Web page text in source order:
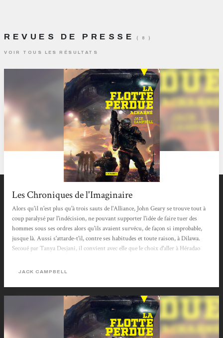
REVUES DE PRESSE ( 8 )
VOIR TOUS LES RÉSULTATS
Les Chroniques de l'Imaginaire
Alors qu'il n'est plus qu'à trois sauts de l'Alliance, John Geary se trouve tout à
coup paralysé par l'indécision, ne pouvant supporter l'idée de faire tuer des
hommes sous ses ordres alors qu'ils avaient survécu, de façon si improbable,
jusque là. Aussi s'attarde-t'il, contre ses habitudes et toute raison, à Dilawa.
Secoué par Tanya Desjani, il convient avec elle que le choix d'aller à Héradao
sont emprisonnés. Dans ce tome où, comme les spatiaux, le lecteur "sent
JACK CAMPBELL